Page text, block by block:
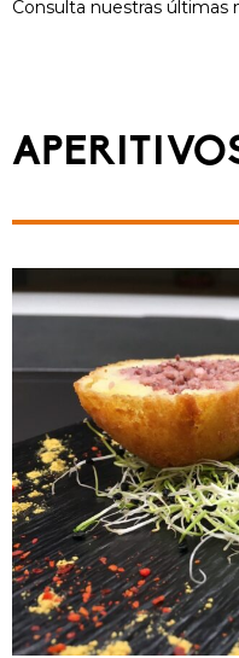
Consulta nuestras últimas